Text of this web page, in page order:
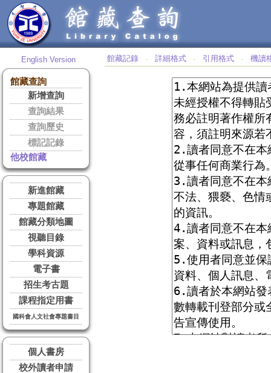
English Version
館藏查詢
新增查詢
查詢結果
查詢歷史
標記記錄
他校館藏
新進館藏
專題館藏
館藏分類地圖
視聽目錄
學科資源
電子書
招生考古題
課程指定用書
國科會人文社會專題書目
個人書房
校外讀者申請
館藏記錄 ‧ 詳細格式 ‧ 引用格式 ‧ 機讀